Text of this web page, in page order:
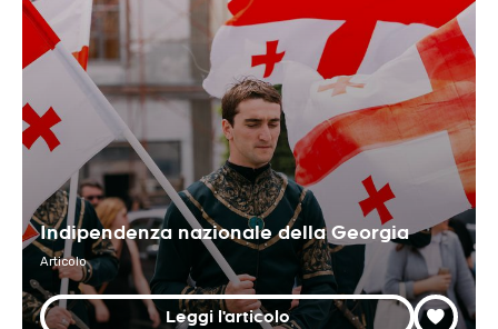
Indipendenza nazionale della Georgia
Articolo
Leggi l'articolo